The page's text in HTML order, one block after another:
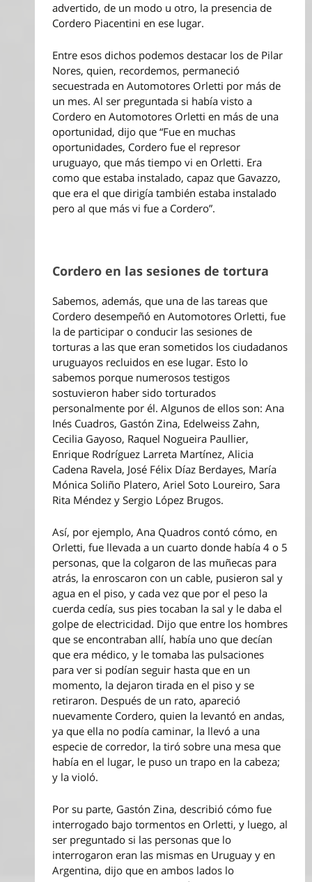
advertido, de un modo u otro, la presencia de
Cordero Piacentini en ese lugar.
Entre esos dichos podemos destacar los de Pilar
Nores, quien, recordemos, permaneció
secuestrada en Automotores Orletti por más de
un mes. Al ser preguntada si había visto a
Cordero en Automotores Orletti en más de una
oportunidad, dijo que “Fue en muchas
oportunidades, Cordero fue el represor
uruguayo, que más tiempo vi en Orletti. Era
como que estaba instalado, capaz que Gavazzo,
que era el que dirigía también estaba instalado
pero al que más vi fue a Cordero”.
Cordero en las sesiones de tortura
Sabemos, además, que una de las tareas que
Cordero desempeñó en Automotores Orletti, fue
la de participar o conducir las sesiones de
torturas a las que eran sometidos los ciudadanos
uruguayos recluidos en ese lugar. Esto lo
sabemos porque numerosos testigos
sostuvieron haber sido torturados
personalmente por él. Algunos de ellos son: Ana
Inés Cuadros, Gastón Zina, Edelweiss Zahn,
Cecilia Gayoso, Raquel Nogueira Paullier,
Enrique Rodríguez Larreta Martínez, Alicia
Cadena Ravela, José Félix Díaz Berdayes, María
Mónica Soliño Platero, Ariel Soto Loureiro, Sara
Rita Méndez y Sergio López Brugos.
Así, por ejemplo, Ana Quadros contó cómo, en
Orletti, fue llevada a un cuarto donde había 4 o 5
personas, que la colgaron de las muñecas para
atrás, la enroscaron con un cable, pusieron sal y
agua en el piso, y cada vez que por el peso la
cuerda cedía, sus pies tocaban la sal y le daba el
golpe de electricidad. Dijo que entre los hombres
que se encontraban allí, había uno que decían
que era médico, y le tomaba las pulsaciones
para ver si podían seguir hasta que en un
momento, la dejaron tirada en el piso y se
retiraron. Después de un rato, apareció
nuevamente Cordero, quien la levantó en andas,
ya que ella no podía caminar, la llevó a una
especie de corredor, la tiró sobre una mesa que
había en el lugar, le puso un trapo en la cabeza;
y la violó.
Por su parte, Gastón Zina, describió cómo fue
interrogado bajo tormentos en Orletti, y luego, al
ser preguntado si las personas que lo
interrogaron eran las mismas en Uruguay y en
Argentina, dijo que en ambos lados lo